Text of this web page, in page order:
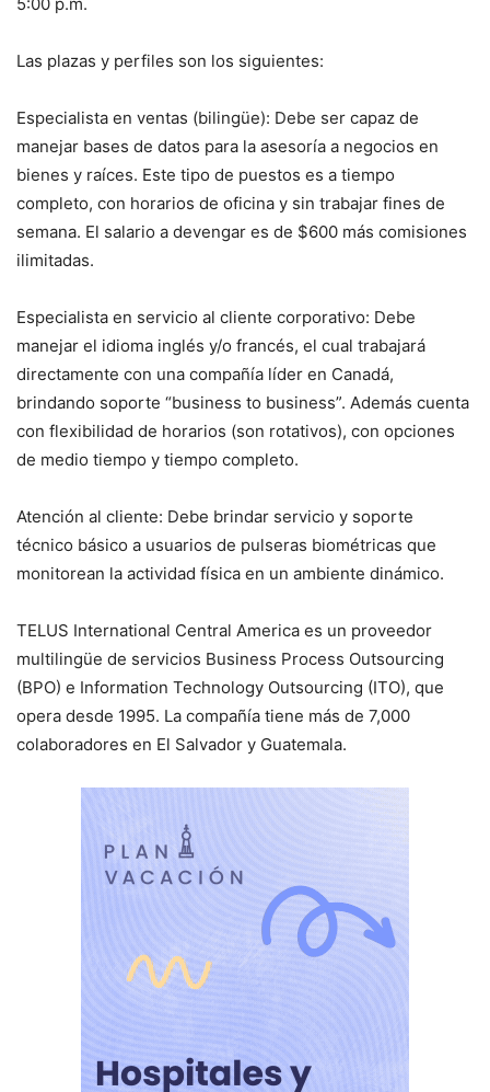
5:00 p.m.
Las plazas y perfiles son los siguientes:
Especialista en ventas (bilingüe): Debe ser capaz de
manejar bases de datos para la asesoría a negocios en
bienes y raíces. Este tipo de puestos es a tiempo
completo, con horarios de oficina y sin trabajar fines de
semana. El salario a devengar es de $600 más comisiones
ilimitadas.
Especialista en servicio al cliente corporativo: Debe
manejar el idioma inglés y/o francés, el cual trabajará
directamente con una compañía líder en Canadá,
brindando soporte “business to business”. Además cuenta
con flexibilidad de horarios (son rotativos), con opciones
de medio tiempo y tiempo completo.
Atención al cliente: Debe brindar servicio y soporte
técnico básico a usuarios de pulseras biométricas que
monitorean la actividad física en un ambiente dinámico.
TELUS International Central America es un proveedor
multilingüe de servicios Business Process Outsourcing
(BPO) e Information Technology Outsourcing (ITO), que
opera desde 1995. La compañía tiene más de 7,000
colaboradores en El Salvador y Guatemala.